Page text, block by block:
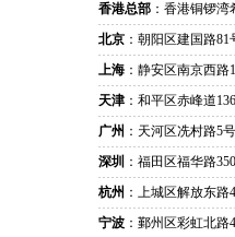
香港总部 ：香港铜锣
北京 ：朝阳区建国路
上海 ：静安区南京西
天津 ：和平区赤峰道
广州 ：天河区冼村路5
深圳 ：福田区福华路
杭州 ：上城区解放东
宁波 ：鄞州区彩虹北